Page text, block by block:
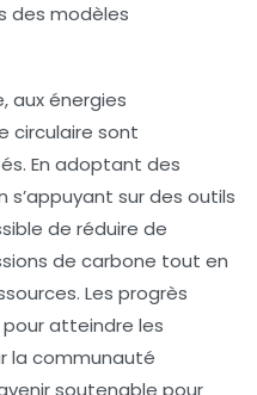
des modèles
aux énergies
circulaire sont
En adoptant des
sur des outils
de réduire de
de carbone tout en
Les progrès
atteindre les
la communauté
soutenable pour